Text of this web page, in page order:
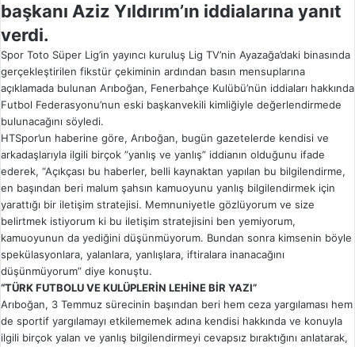
başkanı Aziz Yıldırım’ın iddialarına yanıt
verdi.
Spor Toto Süper Lig’in yayıncı kuruluş Lig TV’nin Ayazağa’daki binasında
gerçekleştirilen fikstür çekiminin ardından basın mensuplarına
açıklamada bulunan Arıboğan, Fenerbahçe Kulübü’nün iddiaları hakkında
Futbol Federasyonu’nun eski başkanvekili kimliğiyle değerlendirmede
bulunacağını söyledi.
HTSpor’un haberine göre, Arıboğan, bugün gazetelerde kendisi ve
arkadaşlarıyla ilgili birçok ”yanlış ve yanlış” iddianın olduğunu ifade
ederek, “Açıkçası bu haberler, belli kaynaktan yapılan bu bilgilendirme,
en başından beri malum şahsın kamuoyunu yanlış bilgilendirmek için
yarattığı bir iletişim stratejisi. Memnuniyetle gözlüyorum ve size
belirtmek istiyorum ki bu iletişim stratejisini ben yemiyorum,
kamuoyunun da yediğini düşünmüyorum. Bundan sonra kimsenin böyle
spekülasyonlara, yalanlara, yanlışlara, iftiralara inanacağını
düşünmüyorum” diye konuştu.
“TÜRK FUTBOLU VE KULÜPLERİN LEHİNE BİR YAZI”
Arıboğan, 3 Temmuz sürecinin başından beri hem ceza yargılaması hem
de sportif yargılamayı etkilememek adına kendisi hakkında ve konuyla
ilgili birçok yalan ve yanlış bilgilendirmeyi cevapsız bıraktığını anlatarak,